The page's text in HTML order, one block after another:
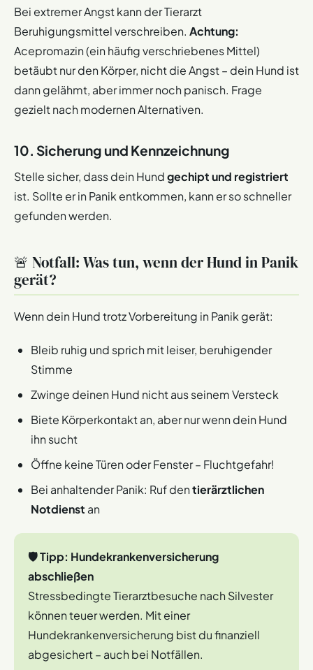
Bei extremer Angst kann der Tierarzt
Beruhigungsmittel verschreiben. Achtung:
Acepromazin (ein häufig verschriebenes Mittel)
betäubt nur den Körper, nicht die Angst – dein Hund ist
dann gelähmt, aber immer noch panisch. Frage
gezielt nach modernen Alternativen.
10. Sicherung und Kennzeichnung
Stelle sicher, dass dein Hundgechipt und registriert
ist. Sollte er in Panik entkommen, kann er so schneller
gefunden werden.
🚨 Notfall: Was tun, wenn der Hund in Panik
gerät?
Wenn dein Hund trotz Vorbereitung in Panik gerät:
Bleib ruhig und sprich mit leiser, beruhigender
Stimme
Zwinge deinen Hund nicht aus seinem Versteck
Biete Körperkontakt an, aber nur wenn dein Hund
ihn sucht
Öffne keine Türen oder Fenster – Fluchtgefahr!
Bei anhaltender Panik: Ruf dentierärztlichen
Notdienst an
🛡️ Tipp: Hundekrankenversicherung
abschließen
Stressbedingte Tierarztbesuche nach Silvester
können teuer werden. Mit einer
Hundekrankenversicherung bist du finanziell
abgesichert – auch bei Notfällen.